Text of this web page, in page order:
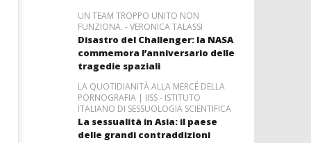
UN TEAM TROPPO UNITO NON
FUNZIONA. - VERONICA TALASSI
Disastro del Challenger: la NASA
commemora l’anniversario delle
tragedie spaziali
LA QUOTIDIANITÀ ALLA MERCÉ DELLA
PORNOGRAFIA | IISS - ISTITUTO
ITALIANO DI SESSUOLOGIA SCIENTIFICA
La sessualità in Asia: il paese
delle grandi contraddizioni